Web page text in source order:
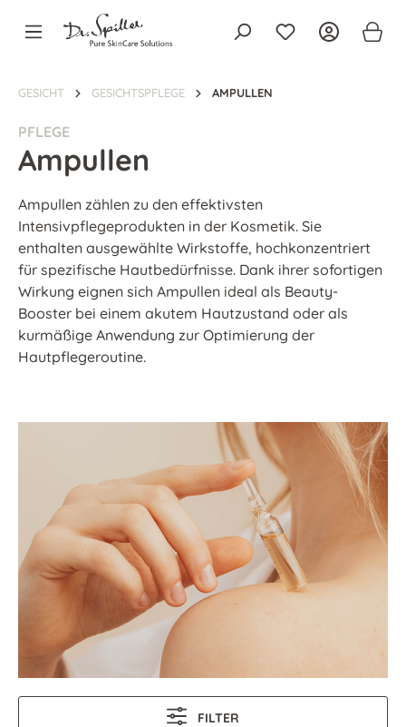
springen
GESICHT GESICHTSPFLEGE AMPULLEN
PFLEGE
Ampullen
Ampullen zählen zu den effektivsten
Intensivpflegeprodukten in der Kosmetik. Sie
enthalten ausgewählte Wirkstoffe, hochkonzentriert
für spezifische Hautbedürfnisse. Dank ihrer sofortigen
Wirkung eignen sich Ampullen ideal als Beauty-
Booster bei einem akutem Hautzustand oder als
kurmäßige Anwendung zur Optimierung der
Hautpflegeroutine.
FILTER